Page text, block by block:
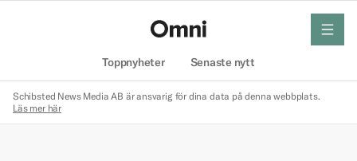
Toppnyheter Senaste nytt
meny
Schibsted News Media AB är ansvarig för dina data på denna webbplats.
Läs mer här